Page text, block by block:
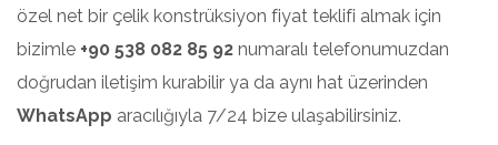
özel net bir çelik konstrüksiyon fiyat teklifi almak için
bizimle +90 538 082 85 92 numaralı telefonumuzdan
doğrudan iletişim kurabilir ya da aynı hat üzerinden
WhatsApp aracılığıyla 7/24 bize ulaşabilirsiniz.